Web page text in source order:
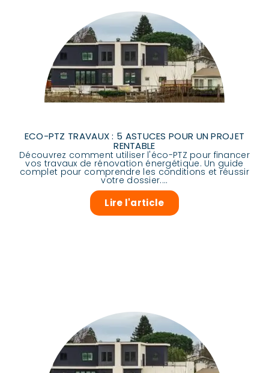
ECO-PTZ TRAVAUX : 5 ASTUCES POUR UN PROJET
RENTABLE
Découvrez comment utiliser l'éco-PTZ pour financer
vos travaux de rénovation énergétique. Un guide
complet pour comprendre les conditions et réussir
votre dossier....
Lire l'article